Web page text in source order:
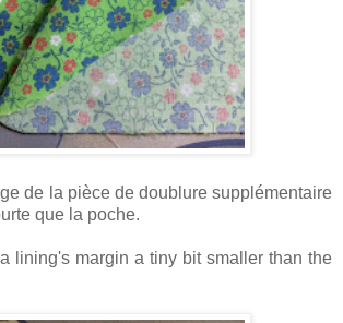
de la pièce de doublure supplémentaire
que la poche.
lining's margin a tiny bit smaller than the